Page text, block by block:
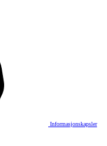
Informasjonskapsler